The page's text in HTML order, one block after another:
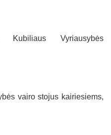
Kubiliaus Vyriausybės
vairo stojus kairiesiems,